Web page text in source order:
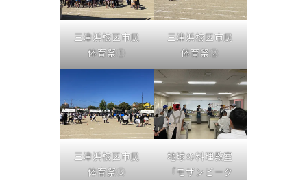
三津浜校区市民
体育祭①
三津浜校区市民
体育祭②
三津浜校区市民
体育祭③
地球の料理教室
「モザンビーク